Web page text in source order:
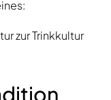
zur Trinkkultur